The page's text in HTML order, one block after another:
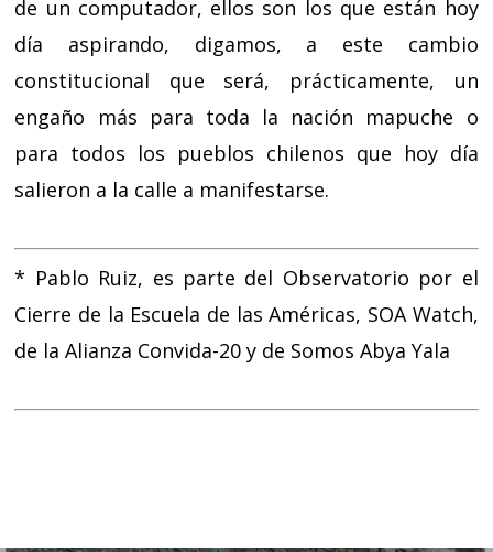
de un computador, ellos son los que están hoy
día aspirando, digamos, a este cambio
constitucional que será, prácticamente, un
engaño más para toda la nación mapuche o
para todos los pueblos chilenos que hoy día
salieron a la calle a manifestarse.
* Pablo Ruiz, es parte del Observatorio por el
Cierre de la Escuela de las Américas, SOA Watch,
de la Alianza Convida-20 y de Somos Abya Yala